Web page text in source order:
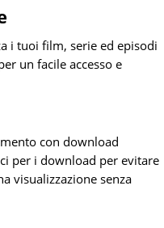
i tuoi film, serie ed episodi
un facile accesso e
con download
per i download per evitare
visualizzazione senza